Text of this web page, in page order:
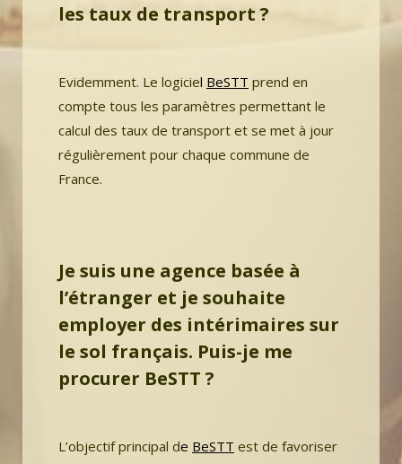
les taux de transport ?
Evidemment. Le logiciel BeSTT prend en
compte tous les paramètres permettant le
calcul des taux de transport et se met à jour
régulièrement pour chaque commune de
France.
Je suis une agence basée à
l’étranger et je souhaite
employer des intérimaires sur
le sol français. Puis-je me
procurer BeSTT ?
L’objectif principal de BeSTT est de favoriser